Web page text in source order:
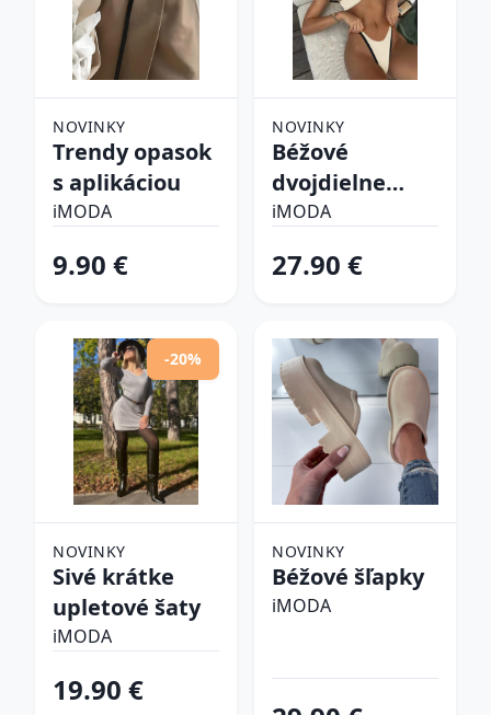
NOVINKY
Trendy opasok
s aplikáciou
iMODA
9.90 €
NOVINKY
Béžové
dvojdielne
plavky
iMODA
27.90 €
-20%
NOVINKY
Sivé krátke
upletové šaty
iMODA
19.90 €
NOVINKY
Béžové šľapky
iMODA